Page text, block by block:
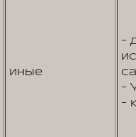
иные
-
-
-